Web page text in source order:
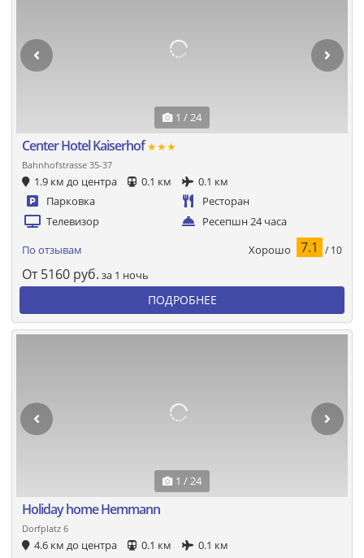
1 / 24
Center Hotel Kaiserhof★★★
Bahnhofstrasse 35-37
1.9 км до центра 0.1 км
0.1 км
Парковка
Ресторан
Телевизор
Ресепшн 24 часа
По отзывам Хорошо 7.1 / 10
От 5160 руб. за 1 ночь
ПОДРОБНЕЕ
1 / 24
Holiday home Hemmann
Dorfplatz 6
4.6 км до центра 0.1 км 0.1 км